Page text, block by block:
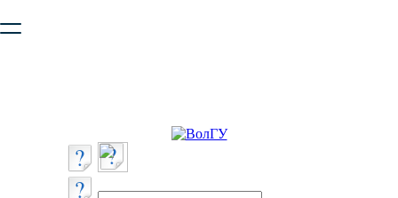
безопасную работу с сайтом. Пожалуйста